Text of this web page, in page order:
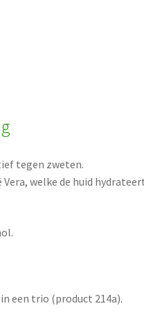
tegen zweten.
Vera, welke de huid
een trio (product 214a).